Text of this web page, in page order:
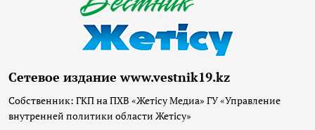
Сетевое издание www.vestnik19.kz
Собственник: ГКП на ПХВ «Жетісу Медиа» ГУ «Управление
внутренней политики области Жетісу»